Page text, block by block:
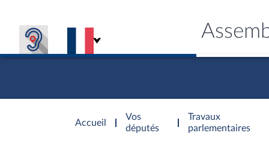
Accueil
d'accueil
Vos
députés
Travaux
parlementaires